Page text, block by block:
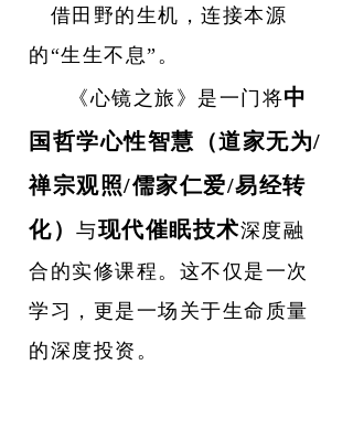
借田野的生机，连接本源
的“生生不息”。
《心镜之旅》是一门将中
国哲学心性智慧 （道家无为/
禅宗观照/儒家仁爱/易经转
化） 与现代催眠技术深度融
合的实修课程。这不仅是一次
学习，更是一场关于生命质量
的深度投资。